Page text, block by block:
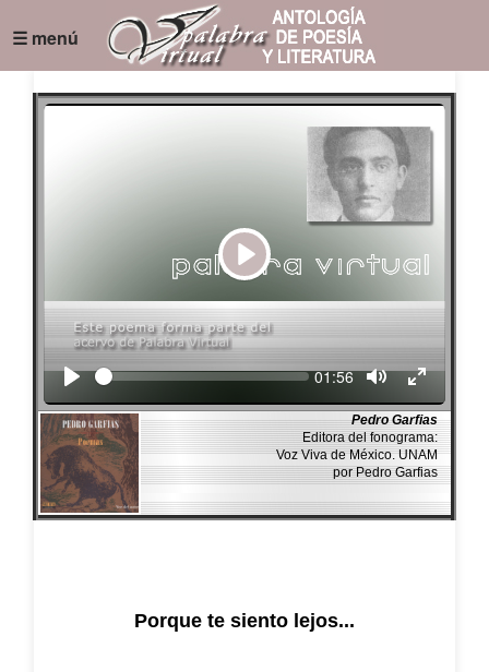
☰ menú
Play
Seek Current
01:56
Pedro Garfias
Editora del fonograma:
Voz Viva de México. UNAM
por Pedro Garfias
Porque te siento lejos...